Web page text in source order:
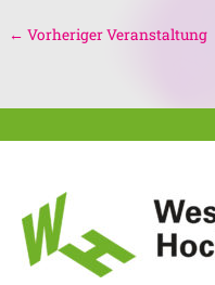
← Vorheriger Veranstaltung